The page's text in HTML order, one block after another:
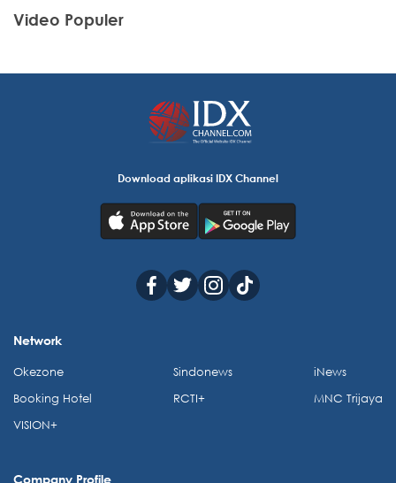
Video Populer
Download aplikasi IDX Channel
Network
Okezone
Booking Hotel
VISION+
Sindonews
RCTI+
iNews
MNC Trijaya
Company Profile